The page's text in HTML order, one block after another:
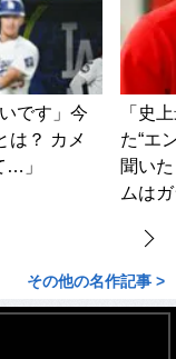
です」今
は？ カメ
…」
「史
た“エ
聞い
ムは
その他の名作記事 >